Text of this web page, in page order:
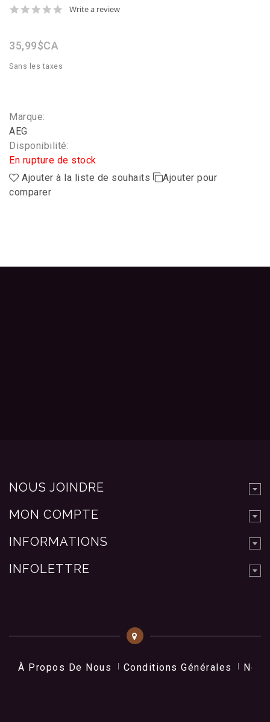
0.0
Write a review
35,99$CA
Sans les taxes
Marque:
AEG
Disponibilité:
En rupture de stock
Ajouter à la liste de souhaits
Ajouter pour
comparer
NOUS JOINDRE
MON COMPTE
INFORMATIONS
INFOLETTRE
À Propos De Nous Conditions Générales Nos